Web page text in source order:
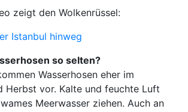
zeigt den Wolkenrüssel:
Istanbul hinweg
so selten?
Wasserhosen eher im
Herbst vor. Kalte und feuchte Luft
Meerwasser ziehen. Auch an